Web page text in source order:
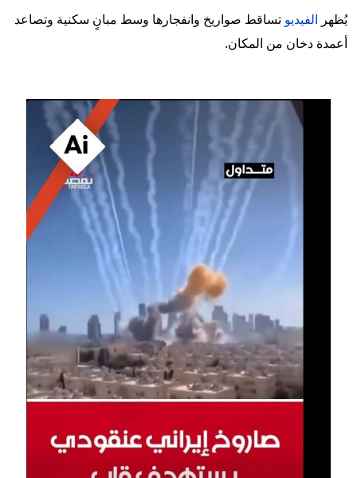
يُظهر الفيديو تساقط صواريخ وانفجارها وسط مبانٍ سكنية وتصاعد
أعمدة دخان من المكان.